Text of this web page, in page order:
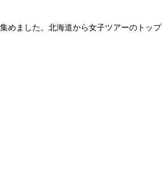
めました。北海道から女子ツアーのトップ